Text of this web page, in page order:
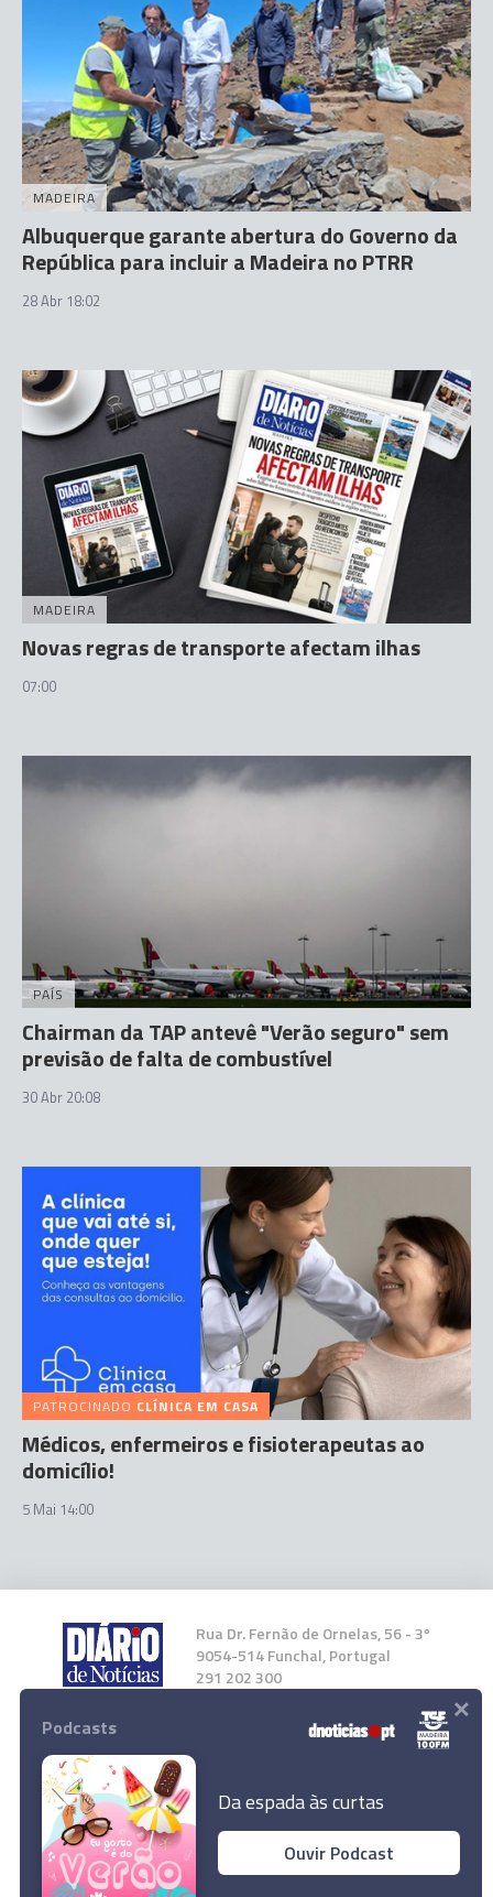
MADEIRA
Albuquerque garante abertura do Governo da
República para incluir a Madeira no PTRR
28 Abr 18:02
MADEIRA
Novas regras de transporte afectam ilhas
07:00
PAÍS
Chairman da TAP antevê "Verão seguro" sem
previsão de falta de combustível
30 Abr 20:08
PATROCINADO CLÍNICA EM CASA
Médicos, enfermeiros e fisioterapeutas ao
domicílio!
5 Mai 14:00
Rua Dr. Fernão de Ornelas, 56 - 3º
9054-514 Funchal, Portugal
291 202 300
Instale a nossa App
© 2026 Empresa Diário de Notícias, Lda.
Podcasts
Da espada às curtas
Ouvir Podcast
×